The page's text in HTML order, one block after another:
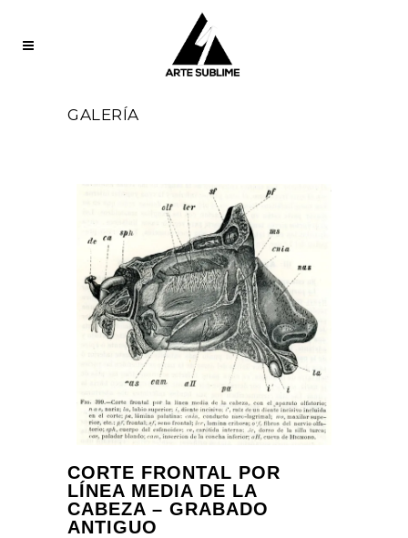
GALERÍA
CORTE FRONTAL POR
LÍNEA MEDIA DE LA
CABEZA – GRABADO
ANTIGUO